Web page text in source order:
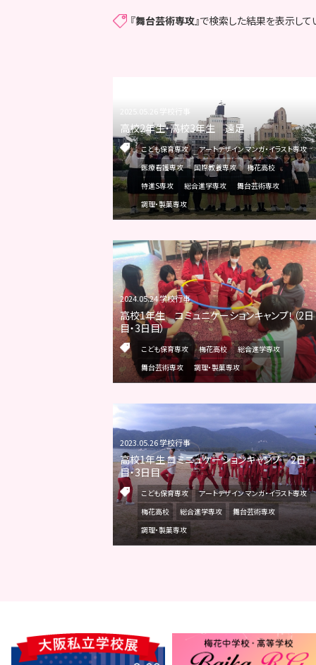
『舞台芸術専攻』で検索した結果を表示して
高校2年生・高校3年生 遠足
こども保育専攻
アートデザイン マンガ・イラスト専攻
医療看護専攻
国際教養専攻
梅花高校
特進S専攻
総合進学専攻
舞台芸術専攻
調理・製菓専攻
2024.05.24 学校行事
高校1年生 コミュニケーションキャンプ！（2日
目・3日目）
こども保育専攻 梅花高校
総合進学専攻
舞台芸術専攻
調理・製菓専攻
2023.05.26 学校行事
高校1年生 コミニュケーションキャンプ 2日
目・3日目
こども保育専攻
アートデザイン マンガ・イラスト専攻
梅花高校
総合進学専攻
舞台芸術専攻
調理・製菓専攻